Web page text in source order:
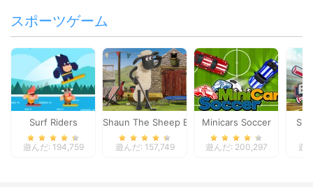
スポーツゲーム
Surf Riders
遊んだ: 194,759
Shaun The Sheep Baahmy Golf
遊んだ: 157,749
Minicars Soccer
遊んだ: 200,297 遊